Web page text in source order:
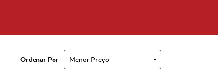
Ordenar Por Menor Preço